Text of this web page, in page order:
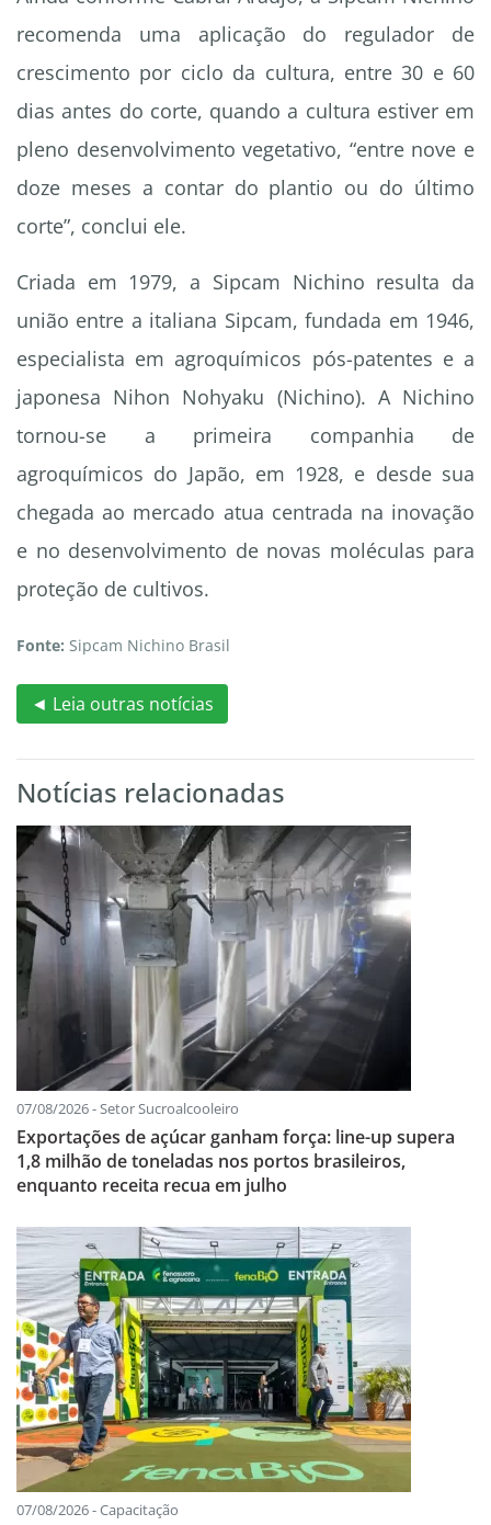
recomenda uma aplicação do regulador de
crescimento por ciclo da cultura, entre 30 e 60
dias antes do corte, quando a cultura estiver em
pleno desenvolvimento vegetativo, “entre nove e
doze meses a contar do plantio ou do último
corte”, conclui ele.
Criada em 1979, a Sipcam Nichino resulta da
união entre a italiana Sipcam, fundada em 1946,
especialista em agroquímicos pós-patentes e a
japonesa Nihon Nohyaku (Nichino). A Nichino
tornou-se a primeira companhia de
agroquímicos do Japão, em 1928, e desde sua
chegada ao mercado atua centrada na inovação
e no desenvolvimento de novas moléculas para
proteção de cultivos.
Fonte: Sipcam Nichino Brasil
◄ Leia outras notícias
Notícias relacionadas
07/08/2026 - Setor Sucroalcooleiro
Exportações de açúcar ganham força: line-up supera
1,8 milhão de toneladas nos portos brasileiros,
enquanto receita recua em julho
07/08/2026 - Capacitação